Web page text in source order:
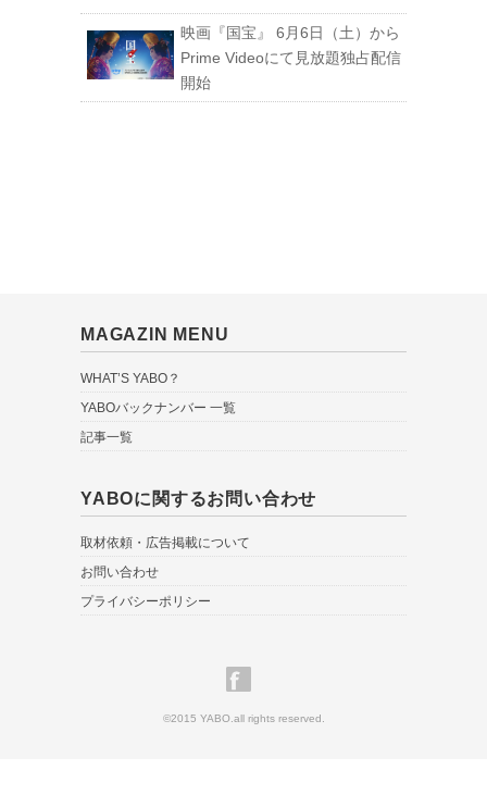
映画『国宝』 6月6日（土）から
Prime Videoにて見放題独占配信
開始
MAGAZIN MENU
WHAT’S YABO？
YABOバックナンバー 一覧
記事一覧
YABOに関するお問い合わせ
取材依頼・広告掲載について
お問い合わせ
プライバシーポリシー
©2015 YABO.all rights reserved.